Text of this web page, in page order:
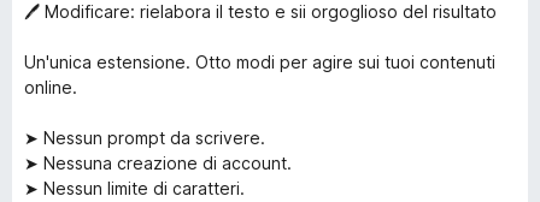
🖊️ Modificare: rielabora il testo e sii orgoglioso del risultato
Un'unica estensione. Otto modi per agire sui tuoi contenuti
online.
➤ Nessun prompt da scrivere.
➤ Nessuna creazione di account.
➤ Nessun limite di caratteri.